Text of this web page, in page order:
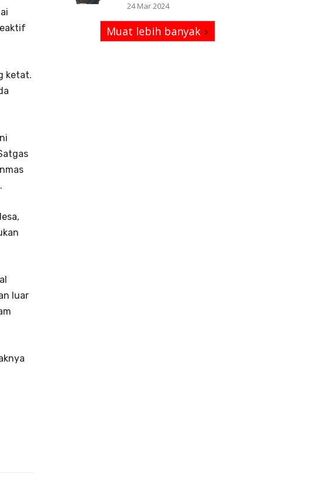
ketat.
luar
24 Mar 2024
Muat lebih banyak